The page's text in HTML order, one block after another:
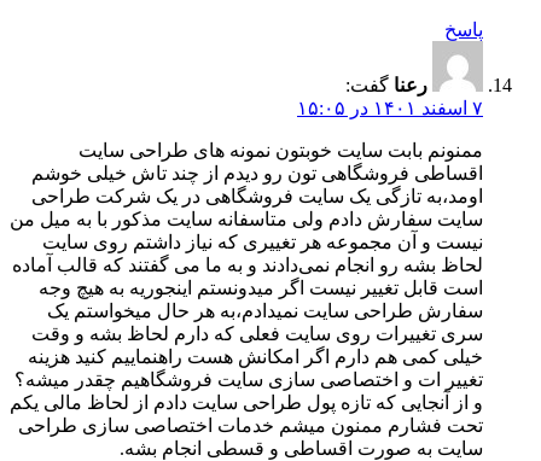
پاسخ
رعنا گفت:
۷ اسفند ۱۴۰۱ در ۱۵:۰۵
ممنونم بابت سایت خوبتون نمونه های طراحی سایت
اقساطی فروشگاهی تون رو دیدم از چند تاش خیلی خوشم
اومد،به تازگی یک سایت فروشگاهی در یک شرکت طراحی
سایت سفارش دادم ولی متاسفانه سایت مذکور با به میل من
نیست و آن مجموعه هر تغییری که نیاز داشتم روی سایت
لحاظ بشه رو انجام نمی‌دادند و به ما می گفتند که قالب آماده
است قابل تغییر نیست اگر میدونستم اینجوریه به هیچ وجه
سفارش طراحی سایت نمیدادم،به هر حال میخواستم یک
سری تغییرات روی سایت فعلی که دارم لحاظ بشه و وقت
خیلی کمی هم دارم اگر امکانش هست راهنماییم کنید هزینه
تغییر ات و اختصاصی سازی سایت فروشگاهیم چقدر میشه؟
و از آنجایی که تازه پول طراحی سایت دادم از لحاظ مالی یکم
تحت فشارم ممنون میشم خدمات اختصاصی سازی طراحی
سایت به صورت اقساطی و قسطی انجام بشه.